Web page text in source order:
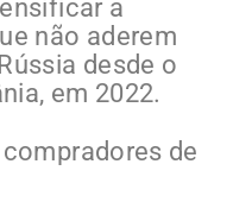
a
não aderem
desde o
em 2022.
de